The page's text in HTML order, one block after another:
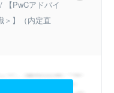
【PwCアドバイ
＞】（内定直